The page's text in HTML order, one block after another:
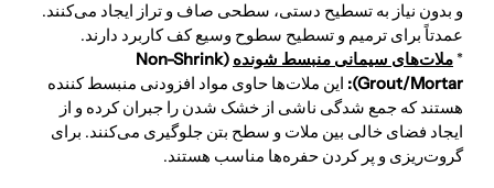
و بدون نیاز به تسطیح دستی، سطحی صاف و تراز ایجاد می‌کنند.
عمدتاً برای ترمیم و تسطیح سطوح وسیع کف کاربرد دارند.
* ملات‌های سیمانی منبسط شونده (Non-Shrink
Grout/Mortar):
این ملات‌ها حاوی مواد افزودنی منبسط کننده
هستند که جمع شدگی ناشی از خشک شدن را جبران کرده و از
ایجاد فضای خالی بین ملات و سطح بتن جلوگیری می‌کنند. برای
گروت‌ریزی و پر کردن حفره‌ها مناسب هستند.